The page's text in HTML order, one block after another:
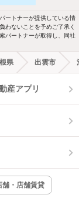
台
ス
ック
ネット無料
ートナーが提供している情
わないことを予めご了承く
パートナーが取得し、同社
県 出雲市
産アプリ
舗・店舗賃貸